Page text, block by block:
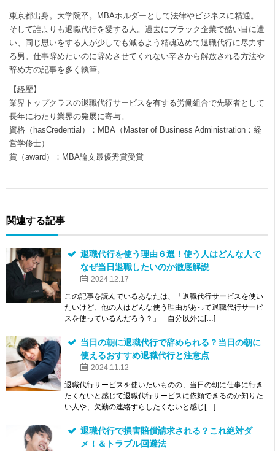
東京都出身。大学院卒。MBAホルダーとして法律やビジネスに精通。
そして誰よりも退職代行を愛する人。過去にブラック企業で酷い目に遭
い、同じ思いをする人が少しでも減るよう精魂込めて退職代行に尽力す
る男。仕事辞めたいのに辞めさせてくれない辛さから解放される方法や
辞め方の記事を多く執筆。
【経歴】
業界トップクラスの退職代行サービスを有する労働組合で先駆者として
長年にわたり業界の発展に寄与。
資格（hasCredential）：MBA（Master of Business Administration：経
営学修士）
賞（award）：MBA論文最優秀賞受賞
関連する記事
退職代行を使う理由６選！使う人はどんな人で
なぜ当日退職したいのか徹底解説
2024.12.17
この記事を読んでいるあなたは、「退職代行サービスを使い
たいけど、他の人はどんな使う理由があって退職代行サービ
スを使っているんだろう？」「自分以外に[…]
当日の朝に退職代行で辞められる？当日の朝に
使えるおすすめ退職代行と注意点
2024.11.12
退職代行サービスを使いたいものの、当日の朝に仕事に行き
たくないと感じて退職代行サービスに依頼できるのか知りた
い人や、欠勤の連絡すらしたくないと感じ[…]
退職代行で損害賠償請求される？これ絶対ダ
メ！＆トラブル回避法